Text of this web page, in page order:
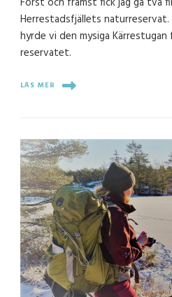
Herrestadsfjällets
hyrde vi den mysiga
reservatet.
LÄS MER